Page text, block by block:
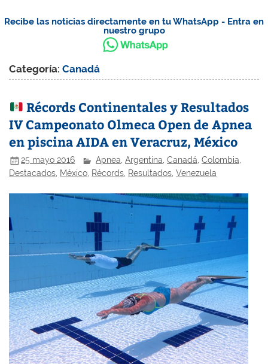
Recibe las noticias directamente en tu WhatsApp - Entra en
nuestro grupo
Categoría:Canadá
Récords Continentales y Resultados
IV Campeonato Olmeca Open de Apnea
en piscina AIDA en Veracruz, México
25 mayo 2016 Apnea,Argentina,Canadá,Colombia,
Destacados México Récords Resultados ,Venezuela